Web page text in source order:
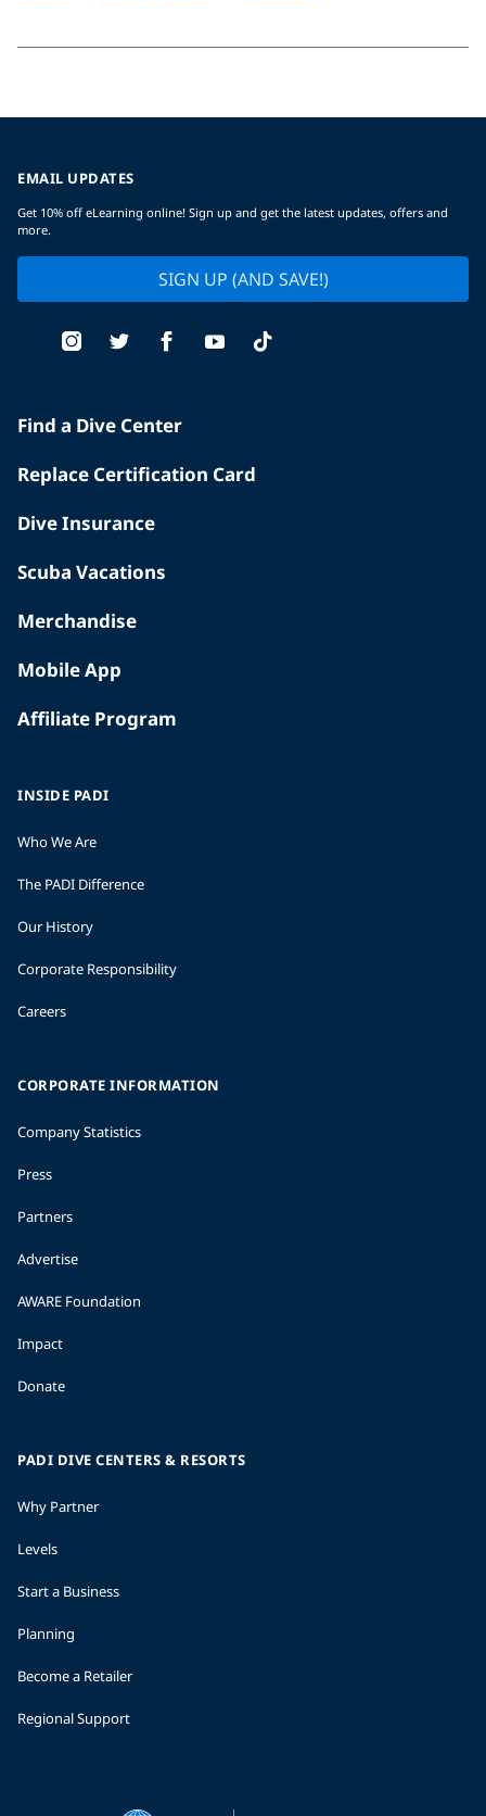
EMAIL UPDATES
Get 10% off eLearning online! Sign up and get the latest updates, offers and
more.
SIGN UP (AND SAVE!)
Find a Dive Center
Replace Certification Card
Dive Insurance
Scuba Vacations
Merchandise
Mobile App
Affiliate Program
INSIDE PADI
Who We Are
The PADI Difference
Our History
Corporate Responsibility
Careers
CORPORATE INFORMATION
Company Statistics
Press
Partners
Advertise
AWARE Foundation
Impact
Donate
PADI DIVE CENTERS & RESORTS
Why Partner
Levels
Start a Business
Planning
Become a Retailer
Regional Support